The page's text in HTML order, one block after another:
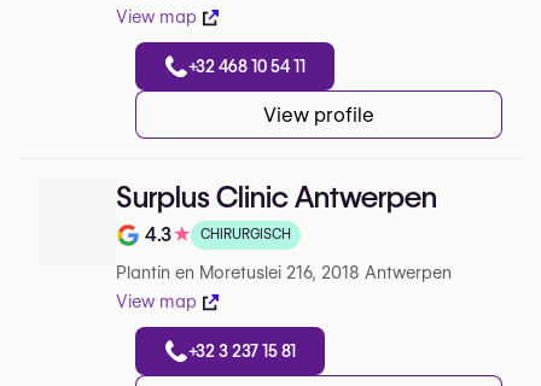
View map
+32 468 10 54 11
View profile
Surplus Clinic Antwerpen
Note de 4.3 sur 5 sur Google
4.3★ CHIRURGISCH
Plantin en Moretuslei 216, 2018 Antwerpen
View map
+32 3 237 15 81